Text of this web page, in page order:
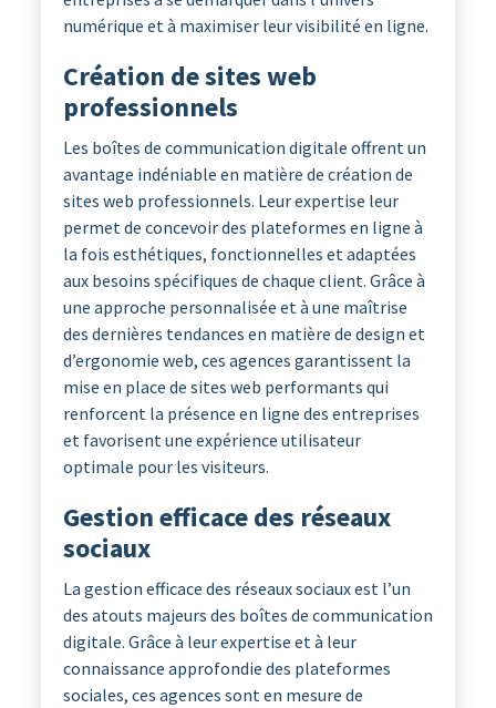
numérique et à maximiser leur visibilité en ligne.
Création de sites web
professionnels
Les boîtes de communication digitale offrent un
avantage indéniable en matière de création de
sites web professionnels. Leur expertise leur
permet de concevoir des plateformes en ligne à
la fois esthétiques, fonctionnelles et adaptées
aux besoins spécifiques de chaque client. Grâce à
une approche personnalisée et à une maîtrise
des dernières tendances en matière de design et
d’ergonomie web, ces agences garantissent la
mise en place de sites web performants qui
renforcent la présence en ligne des entreprises
et favorisent une expérience utilisateur
optimale pour les visiteurs.
Gestion efficace des réseaux
sociaux
La gestion efficace des réseaux sociaux est l’un
des atouts majeurs des boîtes de communication
digitale. Grâce à leur expertise et à leur
connaissance approfondie des plateformes
sociales, ces agences sont en mesure de